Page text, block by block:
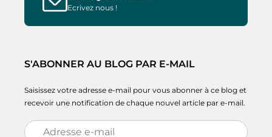
Ecrivez nous !
S'ABONNER AU BLOG PAR E-MAIL
Saisissez votre adresse e-mail pour vous abonner à ce blog et
recevoir une notification de chaque nouvel article par e-mail.
Adresse